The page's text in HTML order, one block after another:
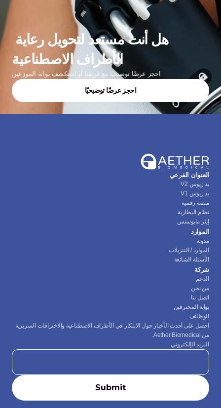
الأطراف الاصطناعية
احجز عرضًا توضيحيًا مع فريقنا أو استكشف بوابة الموزعين
احجز عرضًا توضيحيًا
العنوان الفرعي
يد زيوس V2
يد زيوس V1
منصة رقمية
نظام البطارية
إيثر مايوسنس
الموارد
مدونة
الموارد / التنزيلات
الأسئلة الشائعة
شركة
الدعم
من نحن
اتصل بنا
بوابة المحترفين
الوظائف
من Aether Biomedical.
البريد الإلكتروني